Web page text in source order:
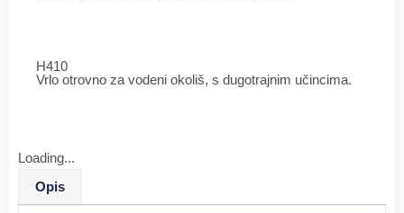
H410
Vrlo otrovno za vodeni okoliš, s dugotrajnim učincima.
Loading...
Opis